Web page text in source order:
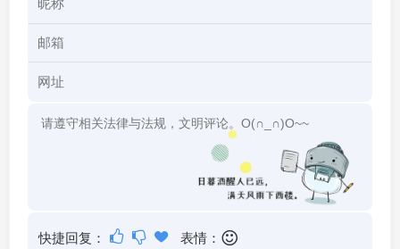
快捷回复： 表情：